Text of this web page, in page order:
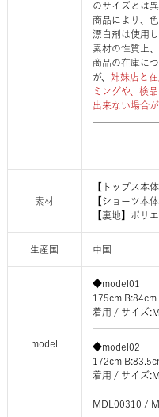
のサイズとは
商品により、
漂白剤は使用
素材の性質上
商品の在庫に
が、 姉妹店と
ミングや、検
出来ない場合が
素材
【トップス本
【ショーツ本
【裏地】ポリ
生産国 中国
model
◆model01
175cm
着用 / サイズ
◆model02
172cm
着用 / サイズ
MDL00310 /